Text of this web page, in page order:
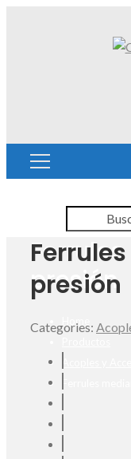
Buscar:
presión
Home
presión
Categories: